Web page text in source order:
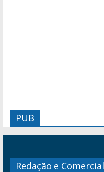
PUB
Redação e Comercial